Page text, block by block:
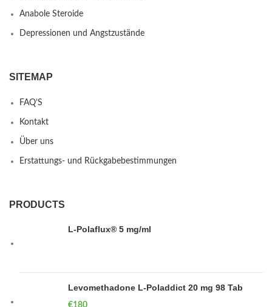
Anabole Steroide
Depressionen und Angstzustände
SITEMAP
FAQ’S
Kontakt
Über uns
Erstattungs- und Rückgabebestimmungen
PRODUCTS
L-Polaflux® 5 mg/ml
Levomethadone L-Poladdict 20 mg 98 Tab
€180